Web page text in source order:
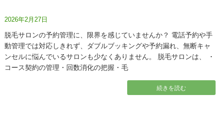
2026年2月27日
脱毛サロンの予約管理に、限界を感じていませんか？ 電話予約や手
動管理では対応しきれず、ダブルブッキングや予約漏れ、無断キャ
ンセルに悩んでいるサロンも少なくありません。 脱毛サロンは、 ・
コース契約の管理・回数消化の把握・毛
続きを読む